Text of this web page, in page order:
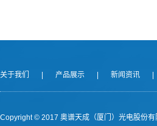
关于我们 产品展示 新闻资讯
Copyright © 2017 奥谱天成（厦门）光电股份有